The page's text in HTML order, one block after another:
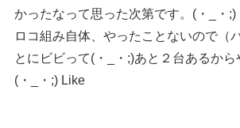
かったなって思った次第です。(・_・;)
ロコ組み自体、やったことないので（
とにビビって(・_・;)あと２台あるから
(・_・;) Like